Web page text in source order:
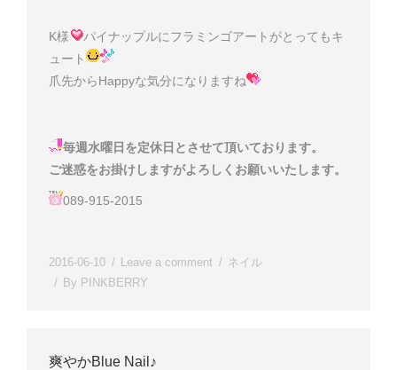
K様
パイナップルにフラミンゴアートがとってもキ
ュート
爪先からHappyな気分になりますね
毎週水曜日を定休日とさせて頂いております。
ご迷惑をお掛けしますがよろしくお願いいたします。
089-915-2015
2016-06-10 Leave a comment
ネイル
By PINKBERRY
爽やかBlue Nail♪